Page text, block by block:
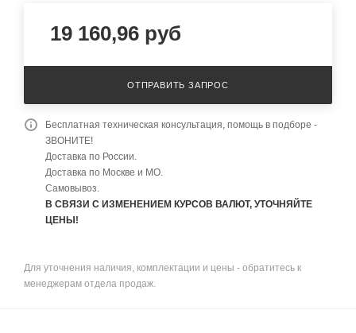
19 160,96 руб
ОТПРАВИТЬ ЗАПРОС
Бесплатная техническая консультация, помощь в подборе -
ЗВОНИТЕ!
Доставка по России.
Доставка по Москве и МО.
Самовывоз.
В СВЯЗИ С ИЗМЕНЕНИЕМ КУРСОВ ВАЛЮТ, УТОЧНЯЙТЕ
ЦЕНЫ!
Для уточнения наличия, комплектации и цены - обратитесь к
менеджерам отдела продаж.